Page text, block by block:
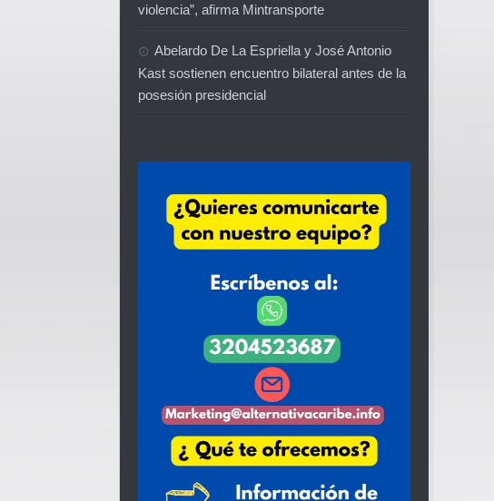
violencia”, afirma Mintransporte
Abelardo De La Espriella y José Antonio
Kast sostienen encuentro bilateral antes de la
posesión presidencial